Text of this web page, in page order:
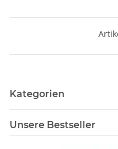
Kategorien
Unsere Bestseller